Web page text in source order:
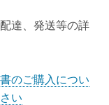
達、発送等の詳
のご購入につい
い